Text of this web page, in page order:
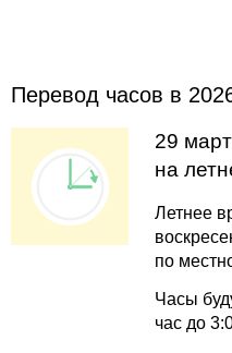
Перевод часов в
29
на
Летнее
по
Часы
час до